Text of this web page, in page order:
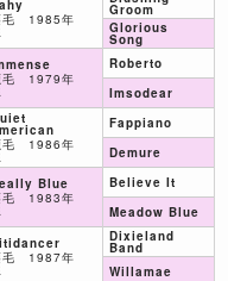
毛 1985年
毛 1979年
毛 1986年
Blue
毛 1983年
毛 1987年
Groom
Glorious
Song
Roberto
Imsodear
Fappiano
Demure
Believe It
Meadow Blue
Dixieland
Band
Willamae